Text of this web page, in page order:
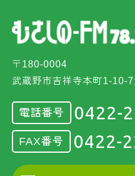
〒180-0004
武蔵野市吉祥寺本町1-10-
電話番号 0422-
FAX番号 0422-